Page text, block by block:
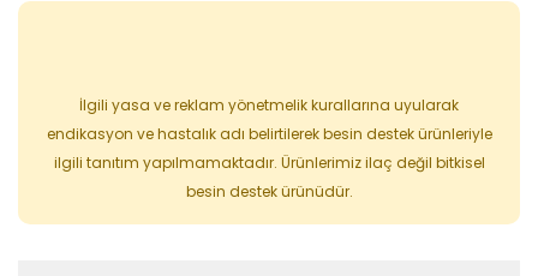
İlgili yasa ve reklam yönetmelik kurallarına uyularak
endikasyon ve hastalık adı belirtilerek besin destek ürünleriyle
ilgili tanıtım yapılmamaktadır. Ürünlerimiz ilaç değil bitkisel
besin destek ürünüdür.